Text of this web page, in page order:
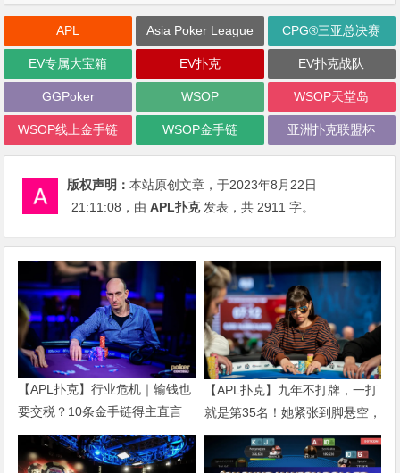
APL Asia Poker League CPG®三亚总决赛
EV专属大宝箱 EV扑克 EV扑克战队
GGPoker WSOP WSOP天堂岛
WSOP线上金手链 WSOP金手链 亚洲扑克联盟杯
版权声明：本站原创文章，于2023年8月22日
21:11:08 ，由APL扑克发表，共 2911 字。
【APL扑克】行业危机｜输钱也
要交税？10条金手链得主直言
“扛不住”，主动砍掉四分之三比
赛
【APL扑克】九年不打牌，一打
就是第35名！她紧张到脚悬空，
但全世界以为她很淡定